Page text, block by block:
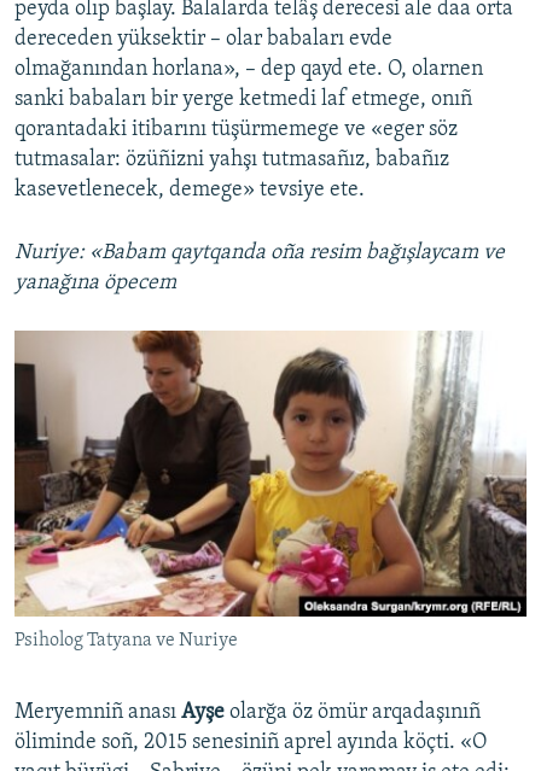
peyda olıp başlay. Balalarda telâş derecesi ale daa orta
dereceden yüksektir – olar babaları evde
olmağanından horlana», – dep qayd ete. O, olarnen
sanki babaları bir yerge ketmedi laf etmege, onıñ
qorantadaki itibarını tüşürmemege ve «eger söz
tutmasalar: özüñizni yahşı tutmasañız, babañız
kasevetlenecek, demege» tevsiye ete.
Nuriye: «Babam qaytqanda oña resim bağışlaycam ve
yanağına öpecem
Psiholog Tatyana ve Nuriye
Meryemniñ anası Ayşe olarğa öz ömür arqadaşınıñ
öliminde soñ, 2015 senesiniñ aprel ayında köçti. «O